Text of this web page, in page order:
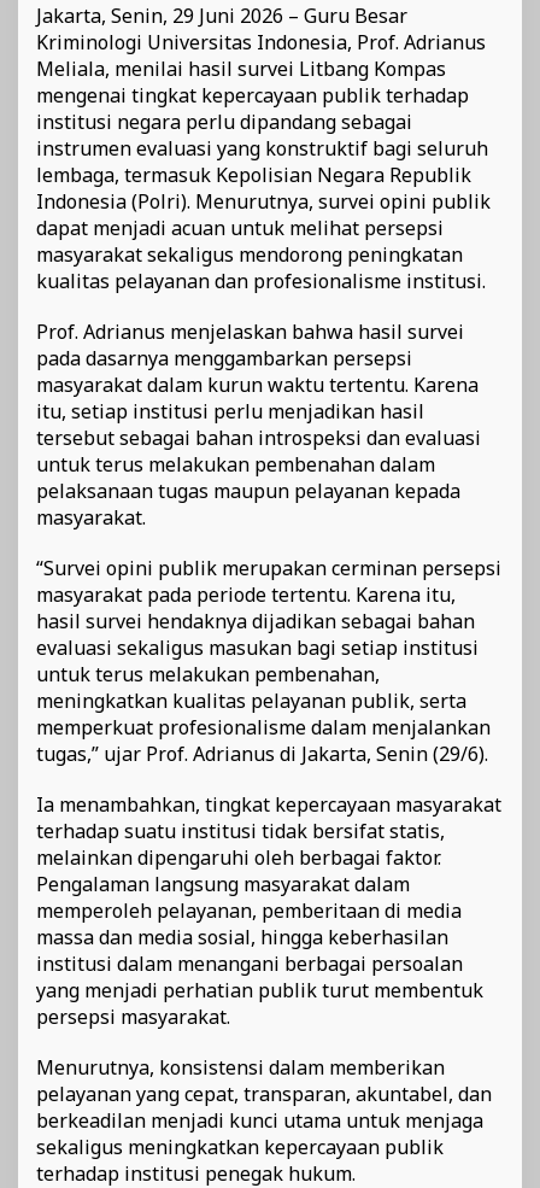
Jakarta, Senin, 29 Juni 2026 – Guru Besar
Kriminologi Universitas Indonesia, Prof. Adrianus
Meliala, menilai hasil survei Litbang Kompas
mengenai tingkat kepercayaan publik terhadap
institusi negara perlu dipandang sebagai
instrumen evaluasi yang konstruktif bagi seluruh
lembaga, termasuk Kepolisian Negara Republik
Indonesia (Polri). Menurutnya, survei opini publik
dapat menjadi acuan untuk melihat persepsi
masyarakat sekaligus mendorong peningkatan
kualitas pelayanan dan profesionalisme institusi.
Prof. Adrianus menjelaskan bahwa hasil survei
pada dasarnya menggambarkan persepsi
masyarakat dalam kurun waktu tertentu. Karena
itu, setiap institusi perlu menjadikan hasil
tersebut sebagai bahan introspeksi dan evaluasi
untuk terus melakukan pembenahan dalam
pelaksanaan tugas maupun pelayanan kepada
masyarakat.
“Survei opini publik merupakan cerminan persepsi
masyarakat pada periode tertentu. Karena itu,
hasil survei hendaknya dijadikan sebagai bahan
evaluasi sekaligus masukan bagi setiap institusi
untuk terus melakukan pembenahan,
meningkatkan kualitas pelayanan publik, serta
memperkuat profesionalisme dalam menjalankan
tugas,” ujar Prof. Adrianus di Jakarta, Senin (29/6).
Ia menambahkan, tingkat kepercayaan masyarakat
terhadap suatu institusi tidak bersifat statis,
melainkan dipengaruhi oleh berbagai faktor.
Pengalaman langsung masyarakat dalam
memperoleh pelayanan, pemberitaan di media
massa dan media sosial, hingga keberhasilan
institusi dalam menangani berbagai persoalan
yang menjadi perhatian publik turut membentuk
persepsi masyarakat.
Menurutnya, konsistensi dalam memberikan
pelayanan yang cepat, transparan, akuntabel, dan
berkeadilan menjadi kunci utama untuk menjaga
sekaligus meningkatkan kepercayaan publik
terhadap institusi penegak hukum.